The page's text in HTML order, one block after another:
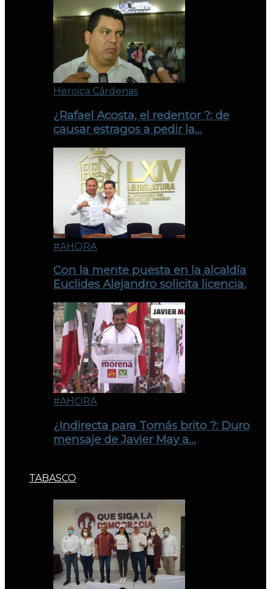
Heroica Cárdenas
¿Rafael Acosta, el redentor ?: de
causar estragos a pedir la…
#AHORA
Con la mente puesta en la alcaldía
Euclides Alejandro solicita licencia.
#AHORA
¿Indirecta para Tomás brito ?: Duro
mensaje de Javier May a…
TABASCO